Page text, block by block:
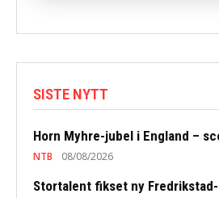
SISTE NYTT
Horn Myhre-jubel i England –
NTB 08/08/2026
Stortalent fikset ny